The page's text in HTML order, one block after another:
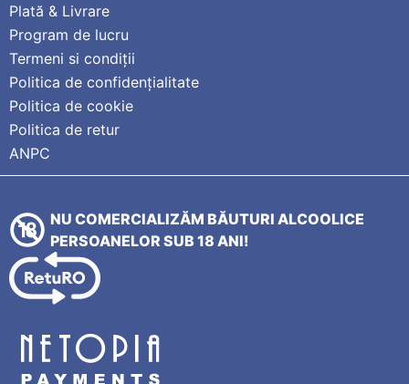
Plată & Livrare
Program de lucru
Termeni si condiții
Politica de confidențialitate
Politica de cookie
Politica de retur
ANPC
NU COMERCIALIZĂM BĂUTURI ALCOOLICE
PERSOANELOR SUB 18 ANI!